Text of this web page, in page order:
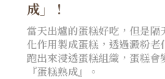
成」！
當天出爐的蛋糕好吃，但是
化作用製成蛋糕，透過澱粉
跑出來浸透蛋糕組織，蛋糕
『蛋糕熟成』。